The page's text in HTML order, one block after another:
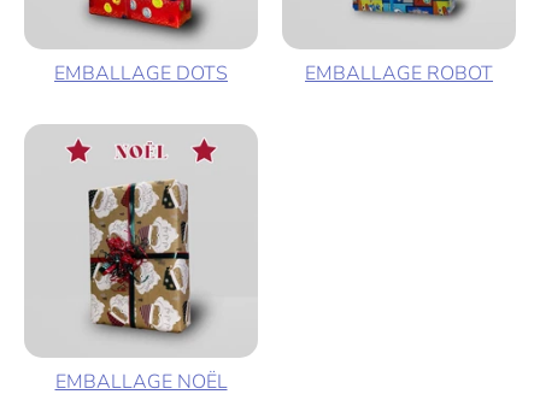
EMBALLAGE DOTS EMBALLAGE ROBOT
EMBALLAGE NOËL